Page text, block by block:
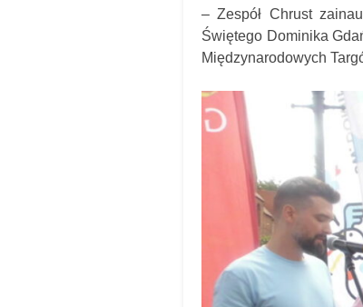
– Zespół Chrust
Świętego Dominika
Międzynarodowych